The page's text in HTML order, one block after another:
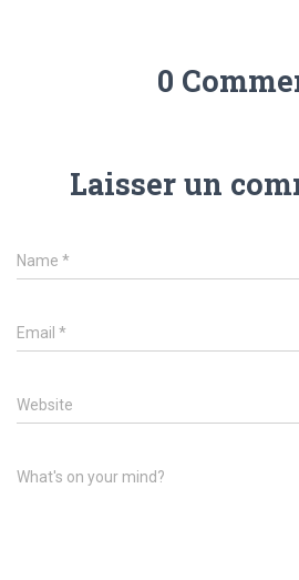
0
Laisser un
Name *
Email *
Website
What's on your mind?